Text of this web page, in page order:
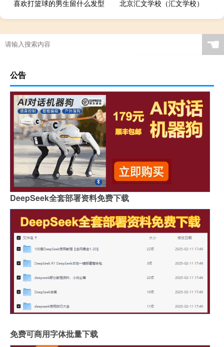
喜欢打篮球的男生留什么发型 北京汇文学校（汇文学校）
☚
公告
DeepSeek全套部署资料免费下载
免费可商用字体批量下载